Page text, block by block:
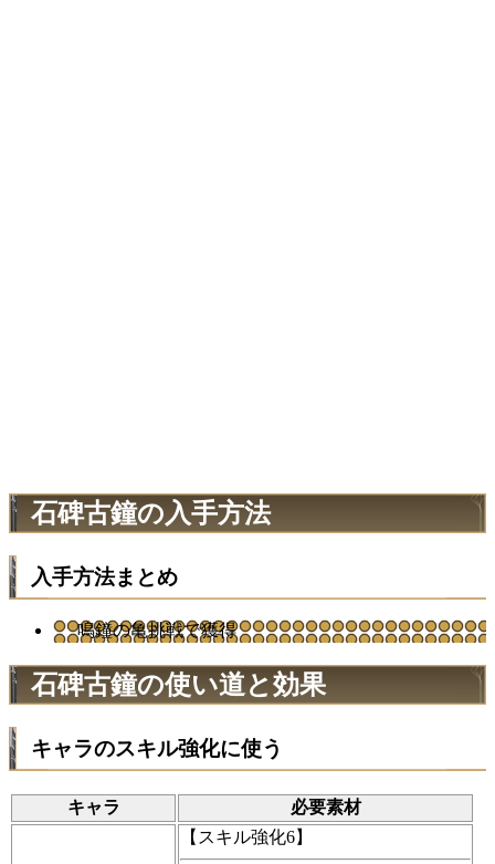
石碑古鐘の入手方法
入手方法まとめ
鳴鐘の亀挑戦で獲得
石碑古鐘の使い道と効果
キャラのスキル強化に使う
キャラ 必要素材
【スキル強化6】